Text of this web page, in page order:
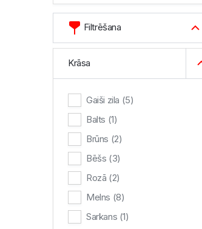
Filtrēšana
Krāsa
Gaiši zila (5)
Balts (1)
Brūns (2)
Bēšs (3)
Rozā (2)
Melns (8)
Sarkans (1)